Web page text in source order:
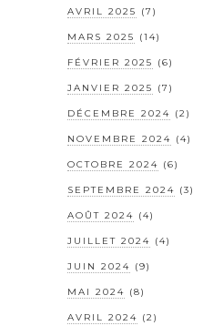
AVRIL 2025 (7)
MARS 2025 (14)
FÉVRIER 2025 (6)
JANVIER 2025 (7)
DÉCEMBRE 2024 (2)
NOVEMBRE 2024 (4)
OCTOBRE 2024 (6)
SEPTEMBRE 2024 (3)
AOÛT 2024 (4)
JUILLET 2024 (4)
JUIN 2024 (9)
MAI 2024 (8)
AVRIL 2024 (2)